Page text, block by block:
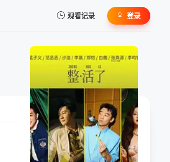
观看记录
暂无观看影片的记录
登录